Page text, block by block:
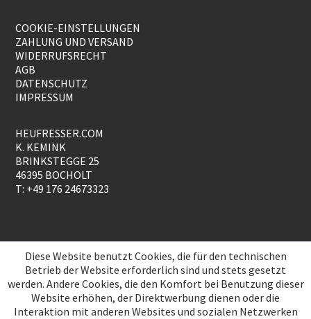
COOKIE-EINSTELLUNGEN
ZAHLUNG UND VERSAND
WIDERRUFSRECHT
AGB
DATENSCHUTZ
IMPRESSUM
HEUFRESSER.COM
K. KEMINK
BRINKSTEGGE 25
46395 BOCHOLT
T: +49 176 24673323
Diese Website benutzt Cookies, die für den technischen
Betrieb der Website erforderlich sind und stets gesetzt
werden. Andere Cookies, die den Komfort bei Benutzung dieser
Website erhöhen, der Direktwerbung dienen oder die
Interaktion mit anderen Websites und sozialen Netzwerken